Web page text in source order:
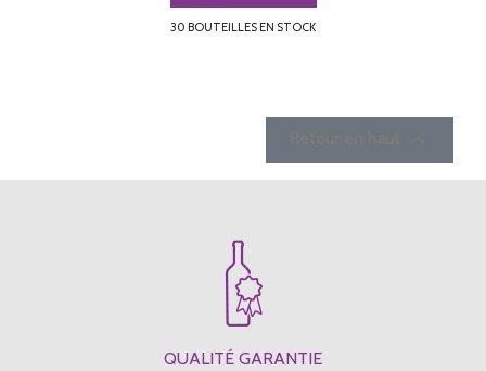
30 BOUTEILLES EN STOCK
QUALITÉ GARANTIE